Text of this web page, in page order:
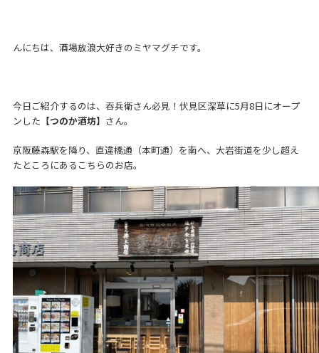
んにちは、酒場放浪大好きのミヤマグチです。
今日ご紹介するのは、吞兵衛さん必見！伏見区深草に5月8日にオープ
ンした 【つのか酒坊】 さん。
京阪藤森駅を降り、直違橋通（本町通）を南へ、大岩街道を少し超え
たところにあるこちらのお店。